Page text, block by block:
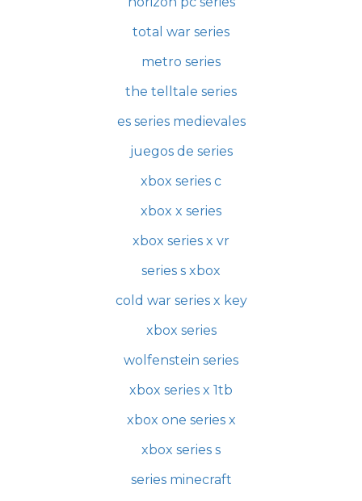
total war series
metro series
the telltale series
es series medievales
juegos de series
xbox series c
xbox x series
xbox series x vr
series s xbox
cold war series x key
xbox series
wolfenstein series
xbox series x 1tb
xbox one series x
xbox series s
series minecraft